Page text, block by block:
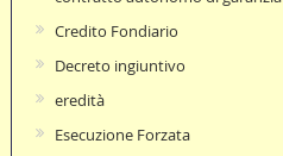
Credito Fondiario
Decreto ingiuntivo
eredità
Esecuzione Forzata